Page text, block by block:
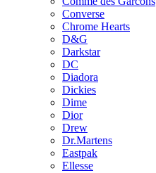
Converse
Chrome Hearts
D&G
Darkstar
DC
Diadora
Dickies
Dime
Dior
Drew
Dr.Martens
Eastpak
Ellesse